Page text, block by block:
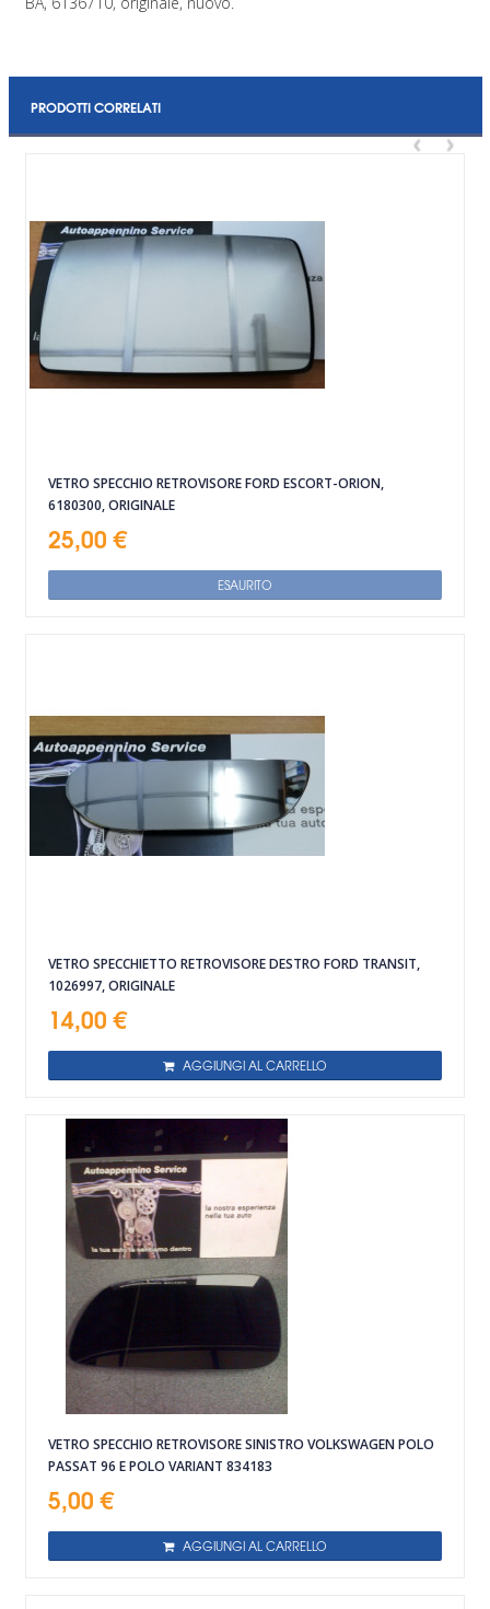
PRODOTTI CORRELATI
‹ ›
VETRO SPECCHIO RETROVISORE FORD ESCORT-ORION,
6180300, ORIGINALE
25,00 €
ESAURITO
VETRO SPECCHIETTO RETROVISORE DESTRO FORD TRANSIT,
1026997, ORIGINALE
14,00 €
AGGIUNGI AL CARRELLO
VETRO SPECCHIO RETROVISORE SINISTRO VOLKSWAGEN POLO
PASSAT 96 E POLO VARIANT 834183
5,00 €
AGGIUNGI AL CARRELLO